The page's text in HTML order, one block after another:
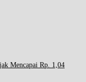
Mencapai Rp. 1,04